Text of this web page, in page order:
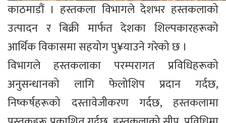
काठमाडौं । हस्तकला विभागले देशभर हस्तकलाको
उत्पादन र बिक्री मार्फत देशका शिल्पकारहरूको
आर्थिक विकासमा सहयोग पु¥याउने गरेको छ ।
विभागले हस्तकलाका परम्परागत प्रविधिहरूको
अनुसन्धानको लागि फेलोशिप प्रदान गर्दछ,
निष्कर्षहरूको दस्तावेजीकरण गर्दछ, हस्तकलामा